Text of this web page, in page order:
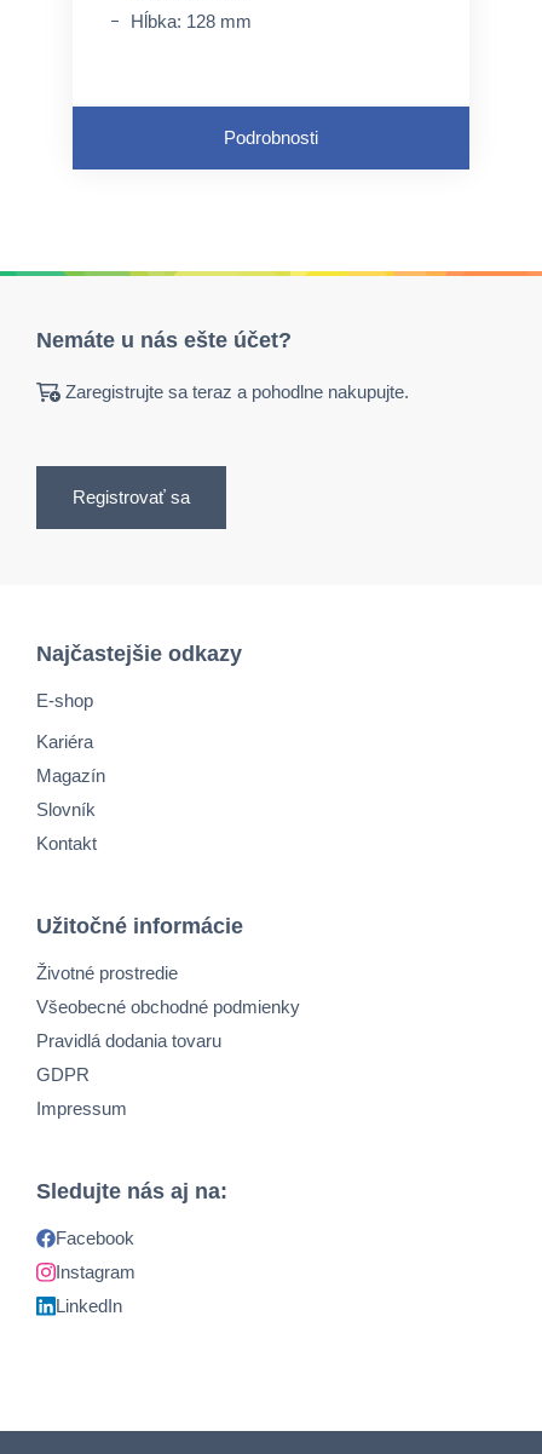
Hĺbka: 128 mm
Podrobnosti
Nemáte u nás ešte účet?
Zaregistrujte sa teraz a pohodlne nakupujte.
Registrovať sa
Najčastejšie odkazy
E-shop
Kariéra
Magazín
Slovník
Kontakt
Užitočné informácie
Životné prostredie
Všeobecné obchodné podmienky
Pravidlá dodania tovaru
GDPR
Impressum
Sledujte nás aj na:
Facebook
Instagram
LinkedIn